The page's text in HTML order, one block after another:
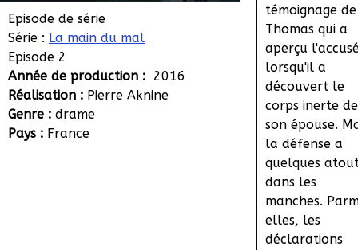
Episode de série
Série : La main du mal
Episode 2
Année de production : 2016
Réalisation : Pierre Aknine
Genre : drame
Pays : France
témoignage de
Thomas qui a
aperçu
lorsqu'il a
découvert le
corps inerte de
son épouse.
la défense a
quelques
dans les
manches.
elles, les
déclarations